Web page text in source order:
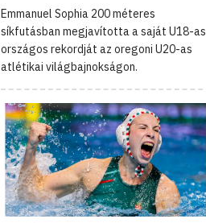
Emmanuel Sophia 200 méteres
síkfutásban megjavította a saját U18-as
országos rekordját az oregoni U20-as
atlétikai világbajnokságon.